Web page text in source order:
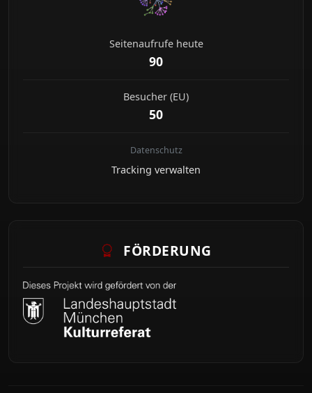
Seitenaufrufe heute
90
Besucher (EU)
50
Datenschutz
Tracking verwalten
FÖRDERUNG